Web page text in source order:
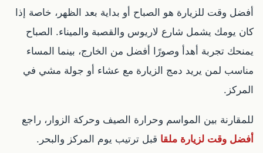
أفضل وقت للزيارة هو الصباح أو بداية بعد الظهر، خاصة إذا
كان يومك يشمل شارع لاريوس والقصبة والميناء. الصباح
يمنحك تجربة أهدأ وصورًا أفضل من الخارج، بينما المساء
مناسب لمن يريد دمج الزيارة مع عشاء أو جولة مشي في
المركز.
للمقارنة بين المواسم وحرارة الصيف وحركة الزوار، راجع
أفضل وقت لزيارة ملقا قبل ترتيب يوم المركز والبحر.